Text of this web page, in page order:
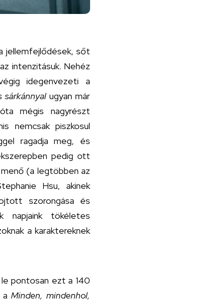
jellemfejlődések, sőt
intenzitásuk. Nehéz
idegenvezeti a
sárkánnyal ugyan már
mégis nagyrészt
nemcsak piszkosul
ragadja meg, és
pedig ott
(a legtöbben az
Hsu, akinek
szorongása és
napjaink tökéletes
a karaktereknek
pontosan ezt a 140
aMinden, mindenhol,